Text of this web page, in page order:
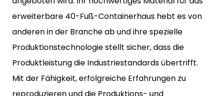
erweiterbare 40-Fuß-Containerhaus hebt es von
anderen in der Branche ab und ihre spezielle
Produktionstechnologie stellt sicher, dass die
Produktleistung die Industriestandards übertrifft.
Mit der Fähigkeit, erfolgreiche Erfahrungen zu
reproduzieren und die Produktions- und